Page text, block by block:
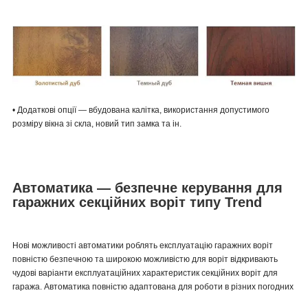
• Додаткові опції — вбудована калітка, використання допустимого
розміру вікна зі скла, новий тип замка та ін.
Автоматика — безпечне керування для
гаражних секційних воріт типу Trend
Нові можливості автоматики роблять експлуатацію гаражних воріт
повністю безпечною та широкою можливістю для воріт відкривають
чудові варіанти експлуатаційних характеристик секційних воріт для
гаража. Автоматика повністю адаптована для роботи в різних погодних